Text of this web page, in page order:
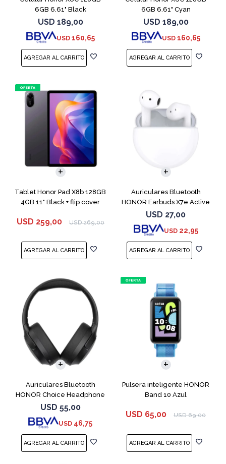
6GB 6.61" Black
USD 189,00
USD 160,65
6GB 6.61" Cyan
USD 189,00
USD 160,65
Tablet Honor Pad X8b 128GB
4GB 11" Black + flip cover
USD 259,00 USD 269,00
Auriculares Bluetooth
HONOR Earbuds X7e Active
TWS White
USD 27,00
USD 22,95
Auriculares Bluetooth
HONOR Choice Headphone
Black
USD 55,00
USD 46,75
Pulsera inteligente HONOR
Band 10 Azul
USD 65,00 USD 69,00